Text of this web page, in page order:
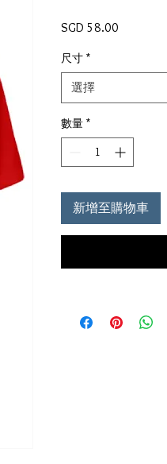
SGD 58.00
尺寸 *
選擇
數量 *
新增至購物車